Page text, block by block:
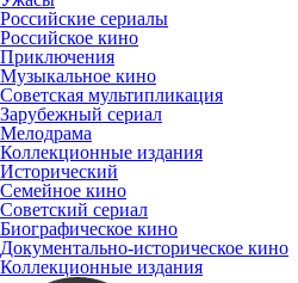
Российские сериалы
Российское кино
Приключения
Музыкальное кино
Советская мультипликация
Зарубежный сериал
Мелодрама
Коллекционные издания
Исторический
Семейное кино
Советский сериал
Биографическое кино
Документально-историческое кино
Коллекционные издания